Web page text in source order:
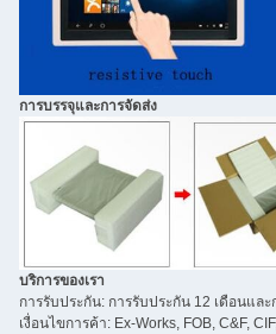
การบรรจุและการจัดส่ง
บริการของเรา
การรับประกัน: การรับประกัน 12 เดือนแล
เงื่อนไขการค้า: Ex-Works, FOB, C&F,